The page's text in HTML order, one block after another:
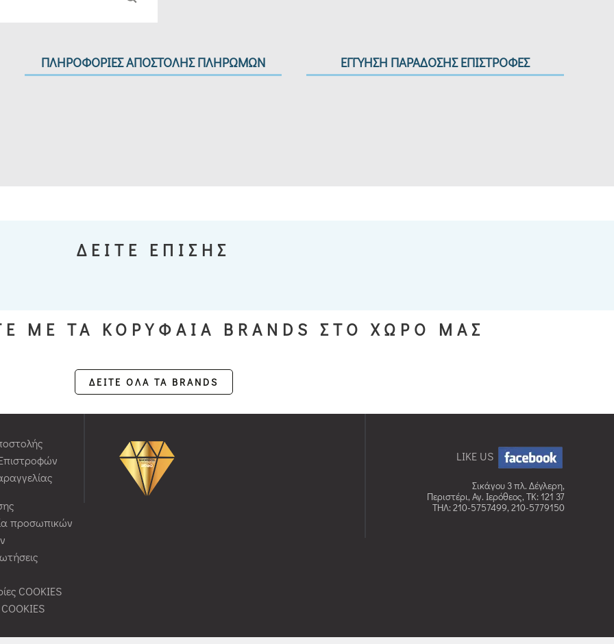
ΠΛΗΡΟΦΟΡΙΕΣ ΑΠΟΣΤΟΛΗΣ ΠΛΗΡΩΜΩΝ ΕΓΓΥΗΣΗ ΠΑΡΑΔΟΣΗΣ ΕΠΙΣΤΡΟΦΕΣ
ΔΕΙΤΕ ΕΠΙΣΗΣ
ΜΕ ΤΑ ΚΟΡΥΦΑΙΑ BRANDS ΣΤΟ ΧΩΡΟ ΜΑΣ
ΔΕΙΤΕ ΟΛΑ ΤΑ BRANDS
προσωπικών
COOKIES
LIKE US
Σικάγου 3 πλ. Δέγλερη,
Περιστέρι, Αγ. Ιερόθεος, TK: 121 37
ΤΗΛ: 210-5757499, 210-5779150